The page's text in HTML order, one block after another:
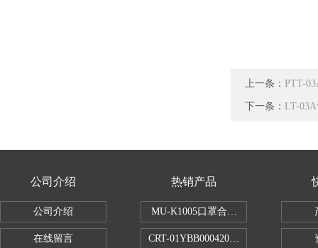
上一条： PTT-
下一条： LT-
公司介绍
公司介绍
在线留言
热销产品
MU-K1005口罩合成血液穿透试验仪
CRT-01YBB00042005数显式安瓿瓶圆